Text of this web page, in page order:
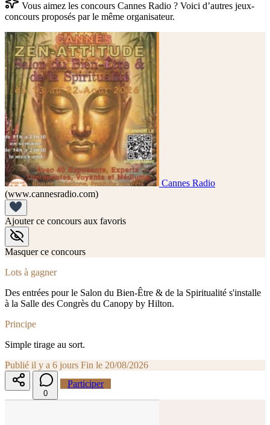
Vous aimez les concours Cannes Radio ? Voici d’autres jeux-
concours proposés par le même organisateur.
Cannes Radio
(www.cannesradio.com)
Ajouter ce concours aux favoris
Masquer ce concours
Lots à gagner
Des entrées pour le Salon du Bien-Être & de la Spiritualité s'installe
à la Salle des Congrès du Canopy by Hilton.
Principe
Simple tirage au sort.
Publié il y a 6 jours Fin le 20/08/2026
0
Participer